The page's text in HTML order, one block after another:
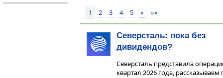
1 2 3 4 5 » »»
Северсталь: пока без
дивидендов?
Северсталь представила
квартал 2026 года,